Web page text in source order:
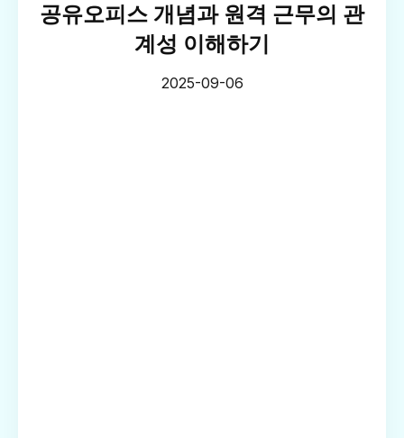
공유오피스 개념과 원격 근무의 관
계성 이해하기
2025-09-06